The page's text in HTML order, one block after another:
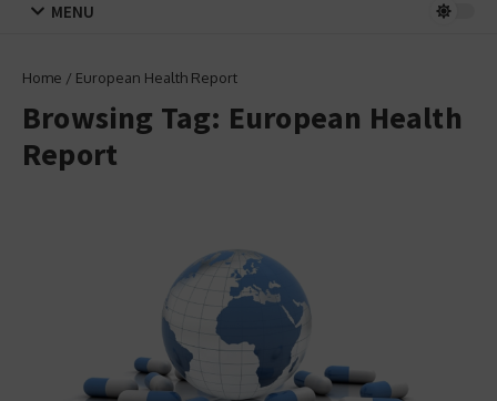
MENU
Home / European Health Report
Browsing Tag: European Health
Report